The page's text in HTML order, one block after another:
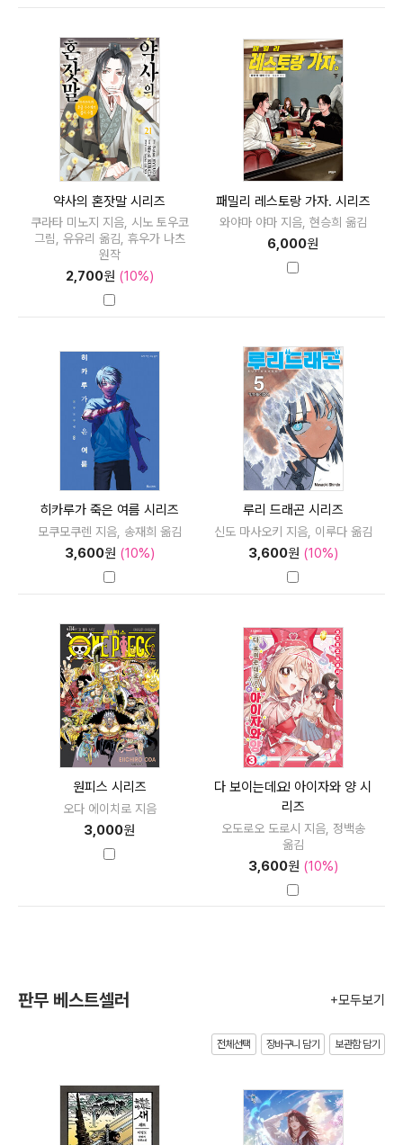
약사의 혼잣말 시리즈
쿠라타 미노지 지음, 시노 토우코
그림, 유유리 옮김, 휴우가 나츠
원작
2,700원 (10%)
패밀리 레스토랑 가자. 시리즈
와야마 야마 지음, 현승희 옮김
6,000원
히카루가 죽은 여름 시리즈
모쿠모쿠렌 지음, 송재희 옮김
3,600원 (10%)
루리 드래곤 시리즈
신도 마사오키 지음, 이루다 옮김
3,600원 (10%)
원피스 시리즈
오다 에이치로 지음
3,000원
다 보이는데요! 아이자와 양 시
리즈
오도로오 도로시 지음, 정백송
옮김
3,600원 (10%)
판무 베스트셀러 +모두보기
전체선택 장바구니 담기 보관함 담기